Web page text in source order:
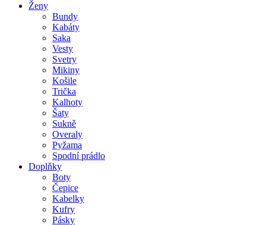
Ženy
Bundy
Kabáty
Saka
Vesty
Svetry
Mikiny
Košile
Trička
Kalhoty
Šaty
Sukně
Overaly
Pyžama
Spodní prádlo
Doplňky
Boty
Čepice
Kabelky
Kufry
Pásky